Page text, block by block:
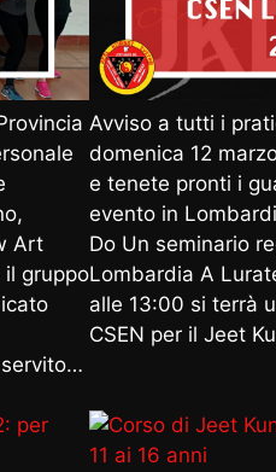
Art
il gruppo
servito…
Avviso a tutti i
domenica 12
e tenete pronti i
evento in
Do Un seminario
Lombardia A
alle 13:00 si terrà
CSEN per il Jeet